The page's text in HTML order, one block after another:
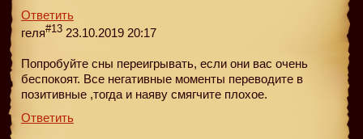
Ответить
геля#13 23.10.2019 20:17
Попробуйте сны переигрывать, если они вас очень
беспокоят. Все негативные моменты переводите в
позитивные ,тогда и наяву смягчите плохое.
Ответить